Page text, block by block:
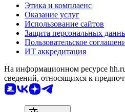
Этика и комплаенс
Оказание услуг
Использование сайтов
Защита персональных
Пользовательское
ИТ аккредитация
На информационном ресурсе
сведений, относящихся к